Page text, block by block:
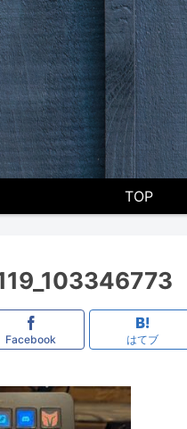
TOP
Facebook はてブ